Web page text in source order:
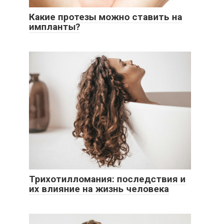
Какие протезы можно ставить на
импланты?
Трихотилломания: последствия и
их влияние на жизнь человека